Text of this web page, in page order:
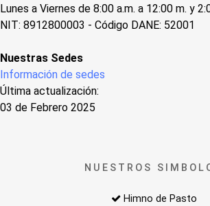
Lunes a Viernes de 8:00 a.m. a 12:00 m. y
NIT: 8912800003 - Código DANE: 52001
Nuestras Sedes
Información de sedes
Última actualización:
03 de Febrero 2025
NUESTROS
Himno de Pasto